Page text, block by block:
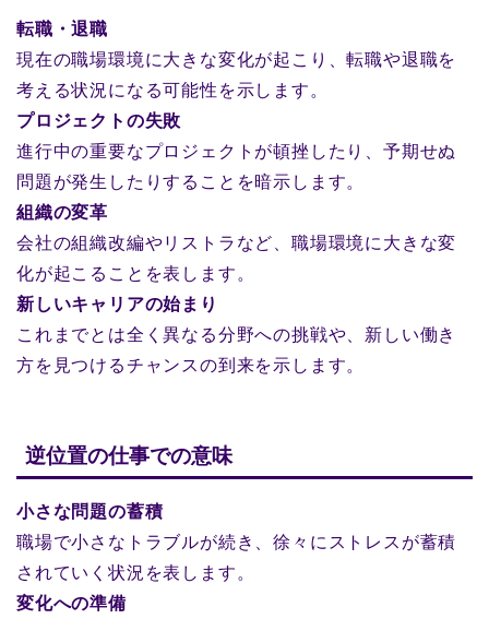
転職・退職
現在の職場環境に大きな変化が起こり、転職や退職を
考える状況になる可能性を示します。
プロジェクトの失敗
進行中の重要なプロジェクトが頓挫したり、予期せぬ
問題が発生したりすることを暗示します。
組織の変革
会社の組織改編やリストラなど、職場環境に大きな変
化が起こることを表します。
新しいキャリアの始まり
これまでとは全く異なる分野への挑戦や、新しい働き
方を見つけるチャンスの到来を示します。
逆位置の仕事での意味
小さな問題の蓄積
職場で小さなトラブルが続き、徐々にストレスが蓄積
されていく状況を表します。
変化への準備